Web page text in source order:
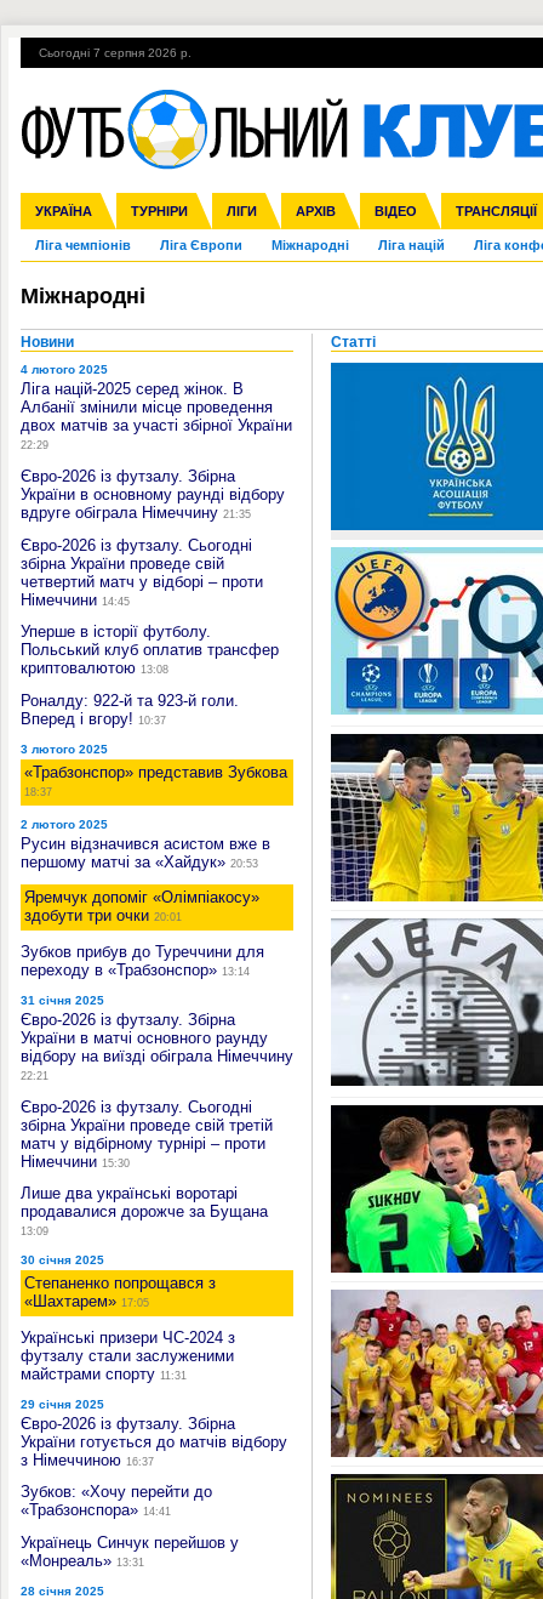
Сьогодні 7 серпня 2026 р.
УКРАЇНА ТУРНІРИ ЛІГИ АРХІВ ВІДЕО ТРАНСЛЯЦІЇ
Збірна Прем'єр-ліга Перша ліга Друга ліга Кубок України
Ліга чемпіонів Ліга Європи Міжнародні Ліга націй Ліга
Англія Іспанія Італія Німеччина Франція Інші
ЧС-2014 ЄВРО-2016 Росія Кубок конфедерацій ЧЄ-2015 (U-
Гарячі теми УПЛ, 1-й тур ВІЙНА УПЛ-ПЕРЕХОДИ
Міжнародні
Новини
4 лютого 2025
Ліга націй-2025 серед жінок. В
Албанії змінили місце проведення
двох матчів за участі збірної України
22:29
Євро-2026 із футзалу. Збірна
України в основному раунді відбору
вдруге обіграла Німеччину 21:35
Євро-2026 із футзалу. Сьогодні
збірна України проведе свій
четвертий матч у відборі – проти
Німеччини 14:45
Уперше в історії футболу.
Польський клуб оплатив трансфер
криптовалютою 13:08
Роналду: 922-й та 923-й голи.
Вперед і вгору! 10:37
3 лютого 2025
«Трабзонспор» представив Зубкова
18:37
2 лютого 2025
Русин відзначився асистом вже в
першому матчі за «Хайдук» 20:53
Яремчук допоміг «Олімпіакосу»
здобути три очки 20:01
Зубков прибув до Туреччини для
переходу в «Трабзонспор» 13:14
31 січня 2025
Євро-2026 із футзалу. Збірна
України в матчі основного раунду
відбору на виїзді обіграла Німеччину
22:21
Євро-2026 із футзалу. Сьогодні
збірна України проведе свій третій
матч у відбірному турнірі – проти
Німеччини 15:30
Лише два українські воротарі
продавалися дорожче за Бущана
13:09
30 січня 2025
Степаненко попрощався з
«Шахтарем» 17:05
Українські призери ЧС-2024 з
футзалу стали заслуженими
майстрами спорту 11:31
29 січня 2025
Євро-2026 із футзалу. Збірна
України готується до матчів відбору
з Німеччиною 16:37
Зубков: «Хочу перейти до
«Трабзонспора» 14:41
Українець Синчук перейшов у
«Монреаль» 13:31
28 січня 2025
Статті